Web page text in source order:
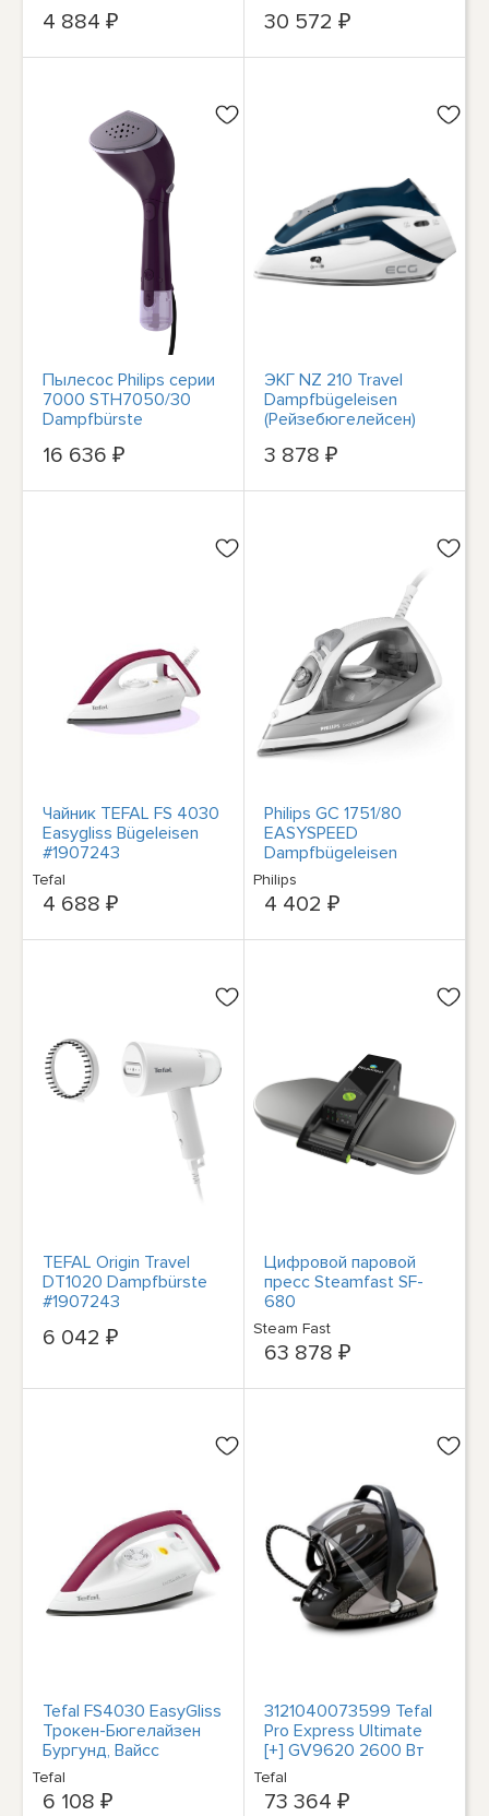
4 884 ₽ 30 572 ₽
Пылесос Philips серии
7000 STH7050/30
Dampfbürste
16 636 ₽
ЭКГ NZ 210 Travel
Dampfbügeleisen
(Рейзебюгелейсен)
3 878 ₽
Чайник TEFAL FS 4030
Easygliss Bügeleisen
#1907243
Tefal
4 688 ₽
Philips GC 1751/80
EASYSPEED
Dampfbügeleisen
#31826557
Philips
4 402 ₽
TEFAL Origin Travel
DT1020 Dampfbürste
#1907243
6 042 ₽
Цифровой паровой
пресс Steamfast SF-
680
Steam Fast
63 878 ₽
Tefal FS4030 EasyGliss
Трокен-Бюгелайзен
Бургунд, Вайсс
Tefal
6 108 ₽
3121040073599 Tefal
Pro Express Ultimate
[+] GV9620 2600 Вт
1,9 л Durilium AirGli
Tefal
73 364 ₽